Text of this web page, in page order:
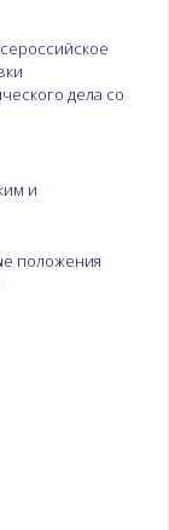
дела со
и
положения